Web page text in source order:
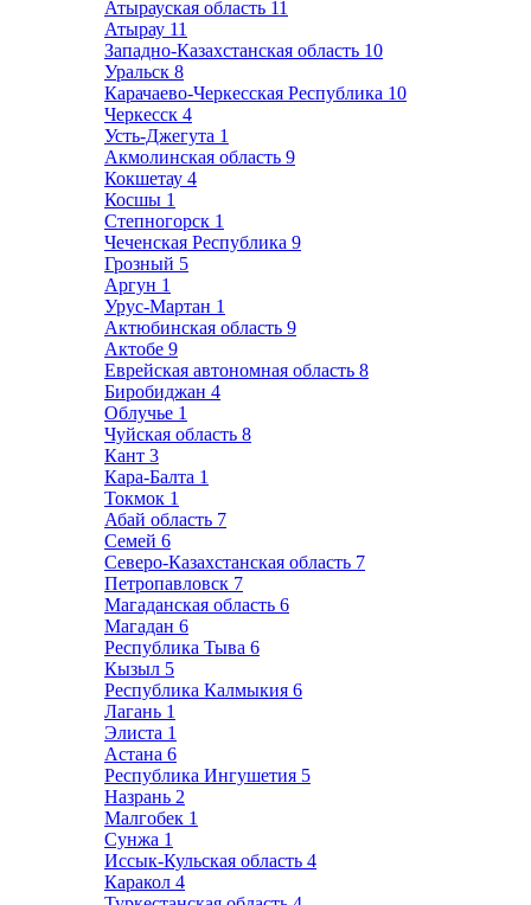
Атырауская область 11
Атырау 11
Западно-Казахстанская область 10
Уральск 8
Карачаево-Черкесская Республика 10
Черкесск 4
Усть-Джегута 1
Акмолинская область 9
Кокшетау 4
Косшы 1
Степногорск 1
Чеченская Республика 9
Грозный 5
Аргун 1
Урус-Мартан 1
Актюбинская область 9
Актобе 9
Еврейская автономная область 8
Биробиджан 4
Облучье 1
Чуйская область 8
Кант 3
Кара-Балта 1
Токмок 1
Абай область 7
Семей 6
Северо-Казахстанская область 7
Петропавловск 7
Магаданская область 6
Магадан 6
Республика Тыва 6
Кызыл 5
Республика Калмыкия 6
Лагань 1
Элиста 1
Астана 6
Республика Ингушетия 5
Назрань 2
Малгобек 1
Сунжа 1
Иссык-Кульская область 4
Каракол 4